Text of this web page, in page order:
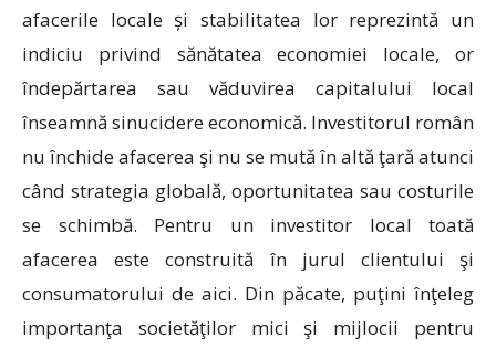
afacerile locale și stabilitatea lor reprezintă un
indiciu privind sănătatea economiei locale, or
îndepărtarea sau văduvirea capitalului local
înseamnă sinucidere economică. Investitorul român
nu închide afacerea şi nu se mută în altă ţară atunci
când strategia globală, oportunitatea sau costurile
se schimbă. Pentru un investitor local toată
afacerea este construită în jurul clientului şi
consumatorului de aici. Din păcate, puţini înţeleg
importanţa societăţilor mici şi mijlocii pentru